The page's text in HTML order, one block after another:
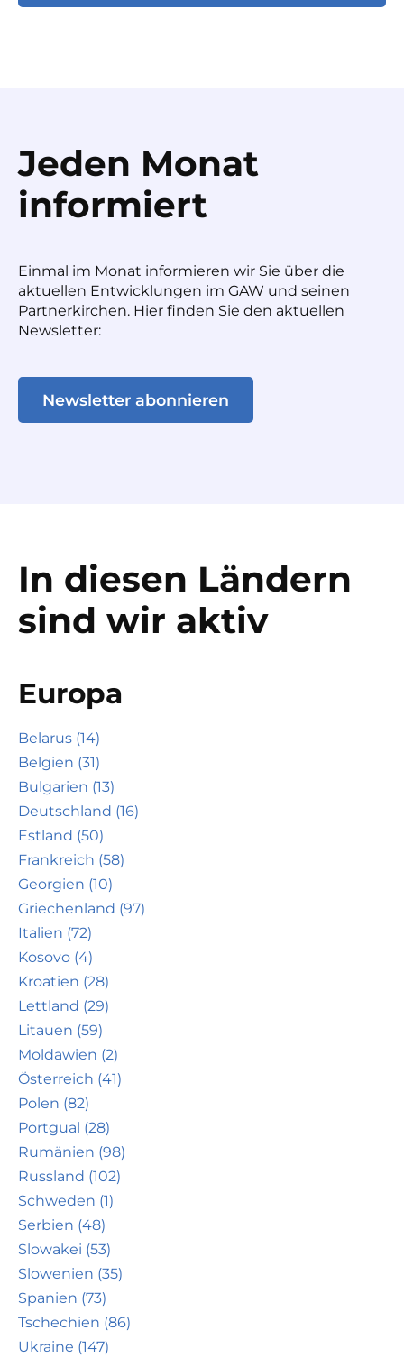
Jeden Monat
informiert
Einmal im Monat informieren wir Sie über die
aktuellen Entwicklungen im GAW und seinen
Partnerkirchen. Hier finden Sie den aktuellen
Newsletter:
Newsletter abonnieren
In diesen Ländern
sind wir aktiv
Europa
Belarus (14)
Belgien (31)
Bulgarien (13)
Deutschland (16)
Estland (50)
Frankreich (58)
Georgien (10)
Griechenland (97)
Italien (72)
Kosovo (4)
Kroatien (28)
Lettland (29)
Litauen (59)
Moldawien (2)
Österreich (41)
Polen (82)
Portgual (28)
Rumänien (98)
Russland (102)
Schweden (1)
Serbien (48)
Slowakei (53)
Slowenien (35)
Spanien (73)
Tschechien (86)
Ukraine (147)